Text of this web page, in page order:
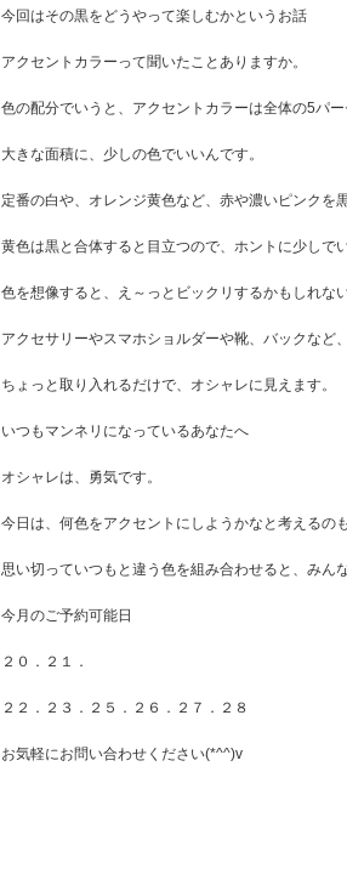
今回はその黒をどうやって楽しむかというお話
アクセントカラーって聞いたことありますか。
色の配分でいうと、アクセントカラーは全体の5パー
大きな面積に、少しの色でいいんです。
定番の白や、オレンジ黄色など、赤や濃いピンクを
黄色は黒と合体すると目立つので、ホントに少しでい
色を想像すると、え～っとビックリするかもしれない
アクセサリーやスマホショルダーや靴、バックなど
ちょっと取り入れるだけで、オシャレに見えます。
いつもマンネリになっているあなたへ
オシャレは、勇気です。
今日は、何色をアクセントにしようかなと考えるの
思い切っていつもと違う色を組み合わせると、みん
今月のご予約可能日
２０．２１．
２２．２３．２５．２６．２７．２８
お気軽にお問い合わせください(*^^)v